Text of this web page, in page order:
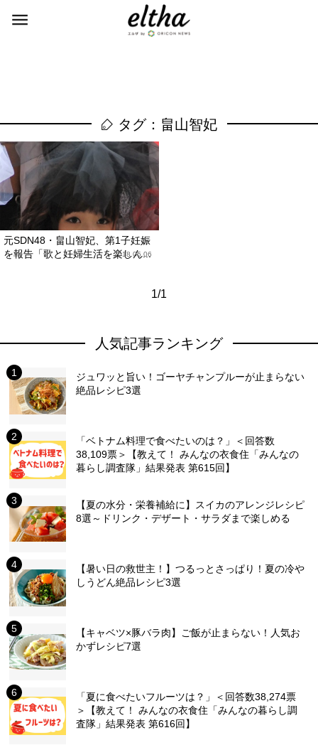
タグ：畠山智妃
元SDN48・畠山智妃、第1子妊娠
を報告「歌と妊婦生活を楽しん...
2018.05.06
1/1
人気記事ランキング
ジュワッと旨い！ゴーヤチャンプルーが止まらない
絶品レシピ3選
「ベトナム料理で食べたいのは？」＜回答数
38,109票＞【教えて！ みんなの衣食住「みんなの
暮らし調査隊」結果発表 第615回】
【夏の水分・栄養補給に】スイカのアレンジレシピ
8選～ドリンク・デザート・サラダまで楽しめる
【暑い日の救世主！】つるっとさっぱり！夏の冷や
しうどん絶品レシピ3選
【キャベツ×豚バラ肉】ご飯が止まらない！人気お
かずレシピ7選
「夏に食べたいフルーツは？」＜回答数38,274票
＞【教えて！ みんなの衣食住「みんなの暮らし調
査隊」結果発表 第616回】